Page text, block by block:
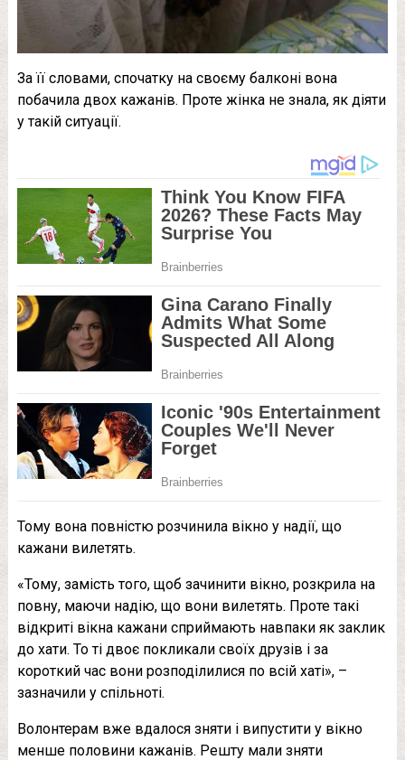
За її словами, спочатку на своєму балконі вона
побачила двох кажанів. Проте жінка не знала, як діяти
у такій ситуації.
Тому вона повністю розчинила вікно у надії, що
кажани вилетять.
«Тому, замість того, щоб зачинити вікно, розкрила на
повну, маючи надію, що вони вилетять. Проте такі
відкриті вікна кажани сприймають навпаки як заклик
до хати. То ті двоє покликали своїх друзів і за
короткий час вони розподілилися по всій хаті», –
зазначили у спільноті.
Волонтерам вже вдалося зняти і випустити у вікно
менше половини кажанів. Решту мали зняти